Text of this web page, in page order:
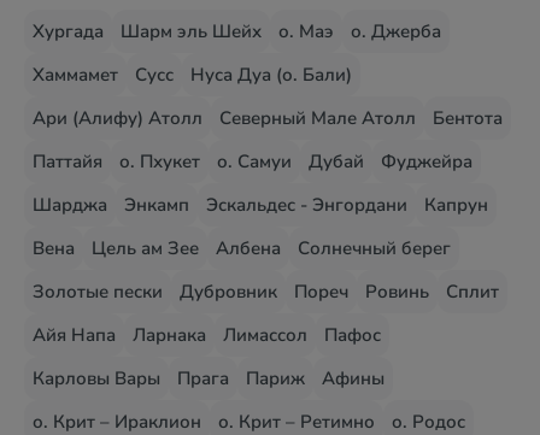
Хургада Шарм эль Шейх о. Маэ
о. Джерба
Хаммамет
Сусс
Нуса Дуа (о. Бали)
Ари (Алифу) Атолл
Северный Мале Атолл
Бентота
Паттайя
о. Пхукет о. Самуи Дубай
Фуджейра
Шарджа
Энкамп Эскальдес - Энгордани
Капрун
Вена
Цель ам Зее Албена
Солнечный берег
Золотые пески
Дубровник Пореч Ровинь
Сплит
Айя Напа
Ларнака Лимассол
Пафос
Карловы Вары
Прага Париж
Афины
о. Крит – Ираклион
о. Крит – Ретимно
о. Родос